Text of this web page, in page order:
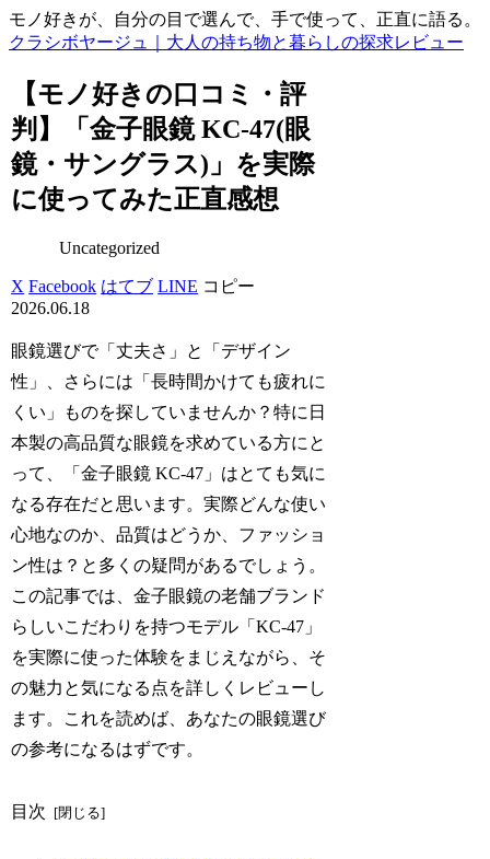
モノ好きが、自分の目で選んで、手で使って、正直に語る。
クラシボヤージュ｜大人の持ち物と暮らしの探求レビュー
【モノ好きの口コミ・評
判】「金子眼鏡 KC-47(眼
鏡・サングラス)」を実際
に使ってみた正直感想
Uncategorized
X Facebook はてブ LINE コピー
2026.06.18
眼鏡選びで「丈夫さ」と「デザイン
性」、さらには「長時間かけても疲れに
くい」ものを探していませんか？特に日
本製の高品質な眼鏡を求めている方にと
って、「金子眼鏡 KC-47」はとても気に
なる存在だと思います。実際どんな使い
心地なのか、品質はどうか、ファッショ
ン性は？と多くの疑問があるでしょう。
この記事では、金子眼鏡の老舗ブランド
らしいこだわりを持つモデル「KC-47」
を実際に使った体験をまじえながら、そ
の魅力と気になる点を詳しくレビューし
ます。これを読めば、あなたの眼鏡選び
の参考になるはずです。
目次